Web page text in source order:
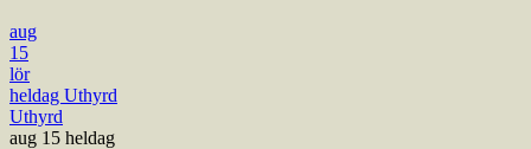
aug
15
lör
heldag Uthyrd
Uthyrd
aug 15 heldag